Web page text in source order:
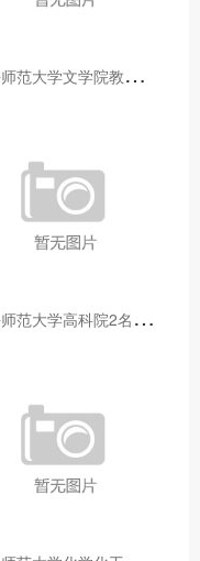
青
海师范大学文学院教师赴山东省相关高校和学术机构交流学习
青
海师范大学高科院2名专家当选中国科学院院士